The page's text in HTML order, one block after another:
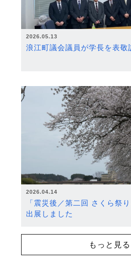
2026.05.13
浪江町議会議員が学長を表敬
2026.04.14
「震災後／第二回 さくら祭
出展しました
もっと見る